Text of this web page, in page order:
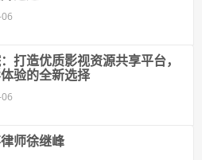
打造优质影视资源共享平台，
验的全新选择
师徐继峰